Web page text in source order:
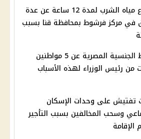
انقطاع مياه الشرب لمدة 12 ساعة عن عدة
في مركز فرشوط بمحافظة قنا بسبب
إسقاط الجنسية المصرية عن 5 مواطنين
من رئيس الوزراء لهذه الأسباب
تفتيش على وحدات الإسكان
وسحب المخالفين بسبب التأجير
الإقامة